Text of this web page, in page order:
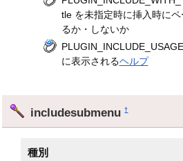
tle を未指定時に挿入時に
るか・しないか
に表示されるヘルプ
includesubmenu†
種別